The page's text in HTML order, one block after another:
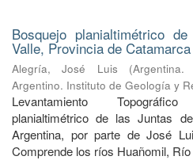
Bosquejo planialtimétrico
Valle, Provincia de Catamarca
Alegría, José Luis (
Argentino. Instituto de Geología y
Levantamiento
planialtimétrico de las Juntas
Argentina, por parte de José
Comprende los ríos Huañomil,